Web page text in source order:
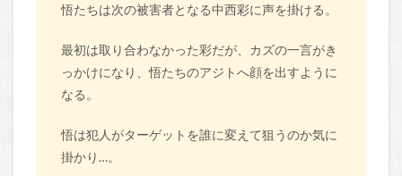
悟たちは次の被害者となる中西彩に声を掛ける。
最初は取り合わなかった彩だが、カズの一言がき
っかけになり、悟たちのアジトへ顔を出すように
なる。
悟は犯人がターゲットを誰に変えて狙うのか気に
掛かり…。